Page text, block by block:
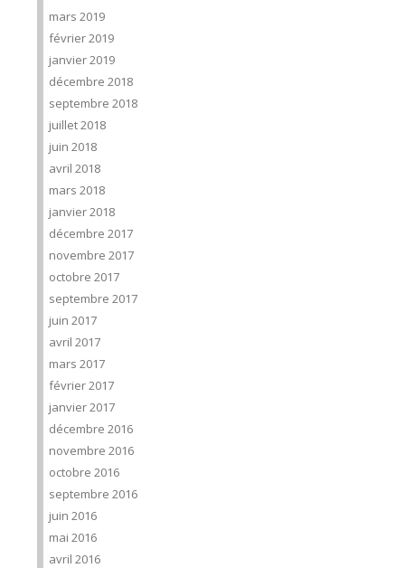
mars 2019
février 2019
janvier 2019
décembre 2018
septembre 2018
juillet 2018
juin 2018
avril 2018
mars 2018
janvier 2018
décembre 2017
novembre 2017
octobre 2017
septembre 2017
juin 2017
avril 2017
mars 2017
février 2017
janvier 2017
décembre 2016
novembre 2016
octobre 2016
septembre 2016
juin 2016
mai 2016
avril 2016